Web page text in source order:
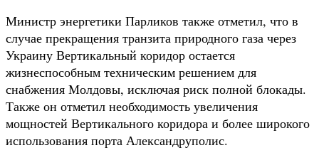
Министр энергетики Парликов также отметил, что в
случае прекращения транзита природного газа через
Украину Вертикальный коридор остается
жизнеспособным техническим решением для
снабжения Молдовы, исключая риск полной блокады.
Также он отметил необходимость увеличения
мощностей Вертикального коридора и более широкого
использования порта Александруполис.